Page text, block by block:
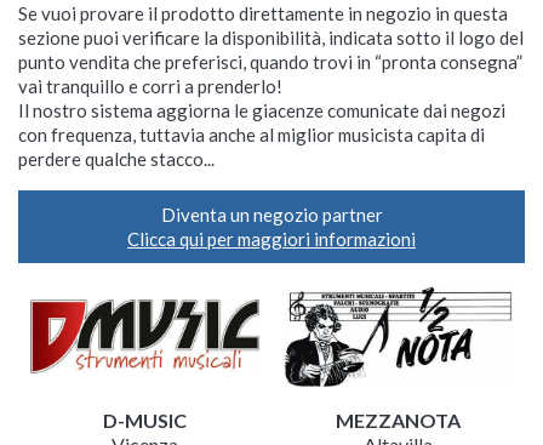
Se vuoi provare il prodotto direttamente in negozio in questa
sezione puoi verificare la disponibilità, indicata sotto il logo del
punto vendita che preferisci, quando trovi in “pronta consegna”
vai tranquillo e corri a prenderlo!
Il nostro sistema aggiorna le giacenze comunicate dai negozi
con frequenza, tuttavia anche al miglior musicista capita di
perdere qualche stacco...
Diventa un negozio partner
Clicca qui per maggiori informazioni
D-MUSIC
MEZZANOTA